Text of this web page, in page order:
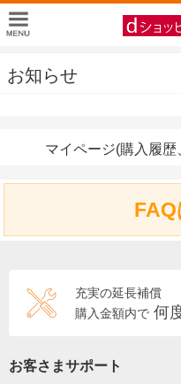
お知らせ
マイページ(購入履
充実の延長補償
購入金額内で 何
お客さまサポート